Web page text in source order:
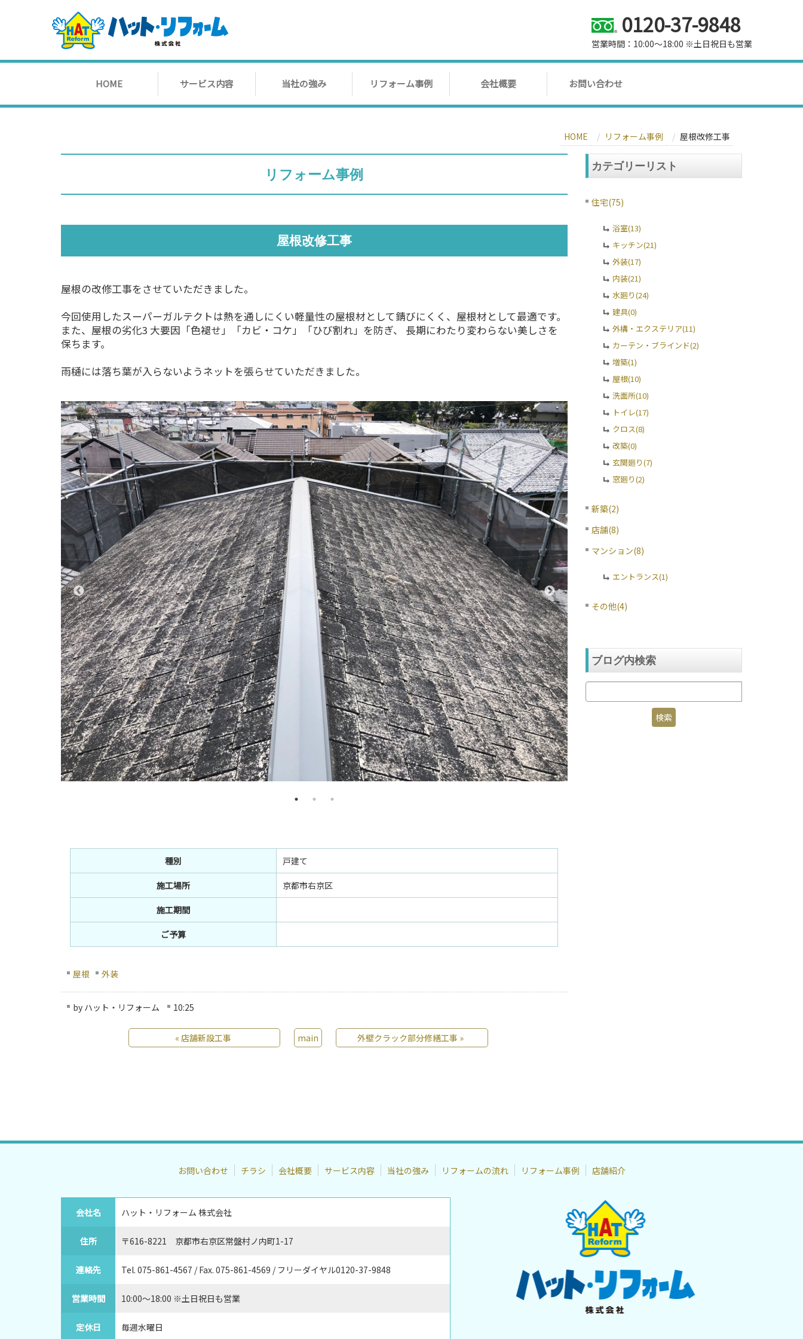
0120-37-9848
営業時間：10:00～18:00 ※土日祝日も営業
HOME サービス内容 当社の強み リフォーム事例 会社概要 お問い合わせ
HOME リフォーム事例 屋根改修工事
リフォーム事例
屋根改修工事
屋根の改修工事をさせていただきました。
今回使用したスーパーガルテクトは熱を通しにくい軽量性の屋根材として錆びにくく、屋根材として最適です。
また、屋根の劣化3 大要因「色褪せ」「カビ・コケ」「ひび割れ」を防ぎ、 長期にわたり変わらない美しさを
保ちます。
雨樋には落ち葉が入らないようネットを張らせていただきました。
種別 戸建て
施工場所 京都市右京区
施工期間
ご予算
屋根 外装
by ハット・リフォーム 10:25
« 店舗新設工事 main 外壁クラック部分修繕工事 »
カテゴリーリスト
住宅(75)
浴室(13)
キッチン(21)
外装(17)
内装(21)
水廻り(24)
建具(0)
外構・エクステリア(11)
カーテン・ブラインド(2)
増築(1)
屋根(10)
洗面所(10)
トイレ(17)
クロス(8)
改築(0)
玄関廻り(7)
窓廻り(2)
新築(2)
店舗(8)
マンション(8)
エントランス(1)
その他(4)
ブログ内検索
お問い合わせ チラシ 会社概要 サービス内容 当社の強み リフォームの流れ リフォーム事例 店舗紹介
会社名 ハット・リフォーム 株式会社
住所 〒616-8221 京都市右京区常盤村ノ内町1-17
連絡先 Tel. 075-861-4567 / Fax. 075-861-4569 / フリーダイヤル0120-37-9848
営業時間 10:00～18:00 ※土日祝日も営業
定休日 毎週水曜日